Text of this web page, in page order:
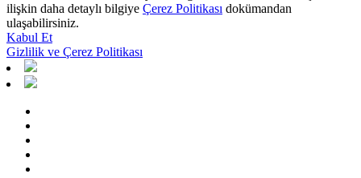
ilişkin daha detaylı bilgiye Çerez Politikası dokümandan
ulaşabilirsiniz.
Kabul Et
Gizlilik ve Çerez Politikası